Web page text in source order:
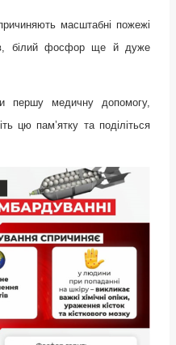
масштабні пожежі
білий фосфор ще й дуже
першу медичну допомогу,
цю пам’ятку та поділіться